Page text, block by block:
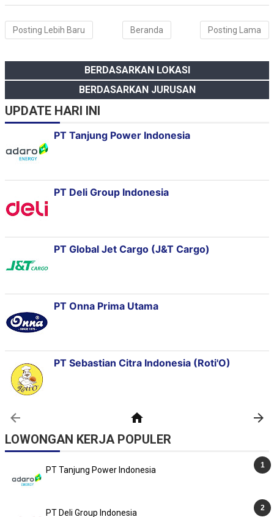
Posting Lebih Baru Posting Lama
Beranda
BERDASARKAN LOKASI
BERDASARKAN JURUSAN
UPDATE HARI INI
LOWONGAN KERJA POPULER
PT Tanjung Power Indonesia
PT Deli Group Indonesia